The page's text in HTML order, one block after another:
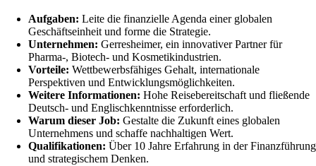
Aufgaben: Leite die finanzielle Agenda einer globalen
Geschäftseinheit und forme die Strategie.
Unternehmen: Gerresheimer, ein innovativer Partner für
Pharma-, Biotech- und Kosmetikindustrien.
Vorteile: Wettbewerbsfähiges Gehalt, internationale
Perspektiven und Entwicklungsmöglichkeiten.
Weitere Informationen: Hohe Reisebereitschaft und fließende
Deutsch- und Englischkenntnisse erforderlich.
Warum dieser Job: Gestalte die Zukunft eines globalen
Unternehmens und schaffe nachhaltigen Wert.
Qualifikationen: Über 10 Jahre Erfahrung in der Finanzführung
und strategischem Denken.